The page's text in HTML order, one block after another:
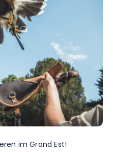
im Grand Est!